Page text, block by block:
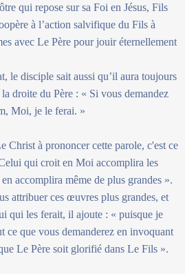
qui repose sur sa Foi en Jésus, Fils
à l’action salvifique du Fils à
avec Le Père pour jouir éternellement
le disciple sait aussi qu’il aura toujours
droite du Père : « Si vous demandez
Moi, je le ferai. »
Christ à prononcer cette parole, c'est ce
qui croit en Moi accomplira les
accomplira même de plus grandes ».
attribuer ces œuvres plus grandes, et
qui les ferait, il ajoute : « puisque je
ce que vous demanderez en invoquant
Le Père soit glorifié dans Le Fils ».